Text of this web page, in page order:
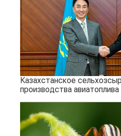
Казахстанское
производства авиатоплива